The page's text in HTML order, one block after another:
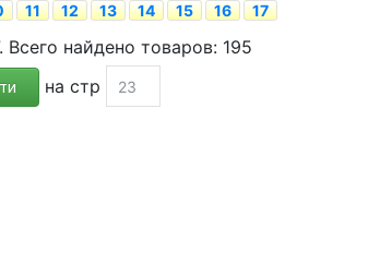
11 12 13 14 15 16 17
Всего найдено товаров: 195
на стр